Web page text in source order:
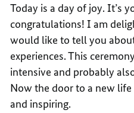
Today is a day of joy. It’s
congratulations! I am
would like to tell you
experiences. This
intensive and probably
Now the door to a new life
and inspiring.